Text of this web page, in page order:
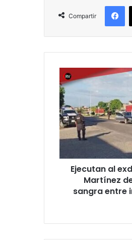
Compartir
Ejecutan
al
exdirector
de
Tránsito
en
Martínez
la
Torre:
Veracruz
sangra
Ejecutan al
Martínez
sangra entre